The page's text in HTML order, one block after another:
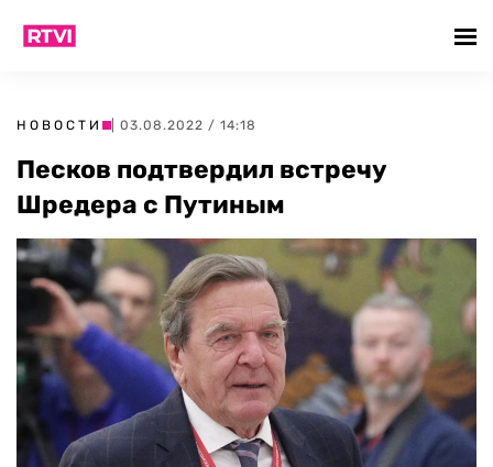
НОВОСТИ | 03.08.2022 / 14:18
Песков подтвердил встречу
Шредера с Путиным